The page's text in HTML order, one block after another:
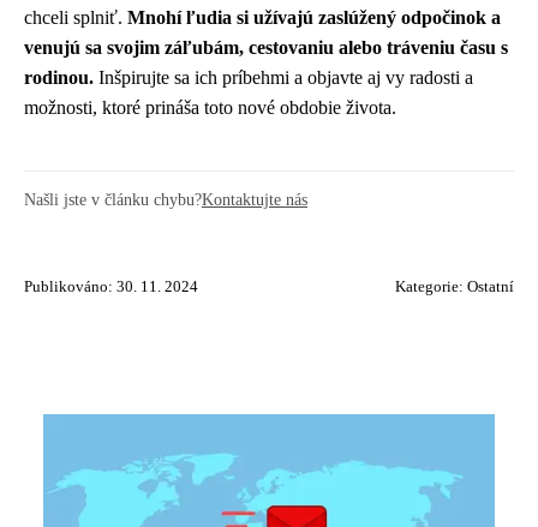
chceli splniť. Mnohí ľudia si užívajú zaslúžený odpočinok a
venujú sa svojim záľubám, cestovaniu alebo tráveniu času s
rodinou. Inšpirujte sa ich príbehmi a objavte aj vy radosti a
možnosti, ktoré prináša toto nové obdobie života.
Našli jste v článku chybu?Kontaktujte nás
Publikováno: 30. 11. 2024 Kategorie: Ostatní